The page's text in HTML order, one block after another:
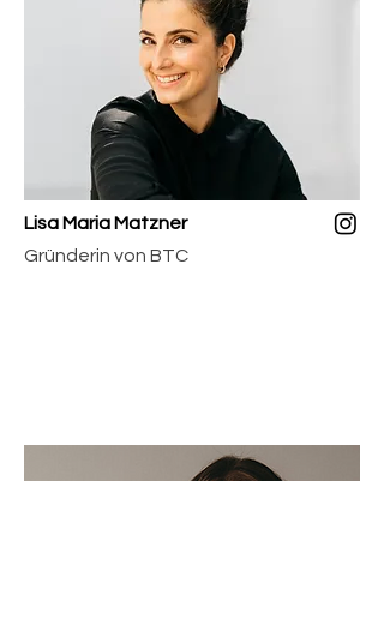
Lisa Maria Matzner
Gründerin von BTC